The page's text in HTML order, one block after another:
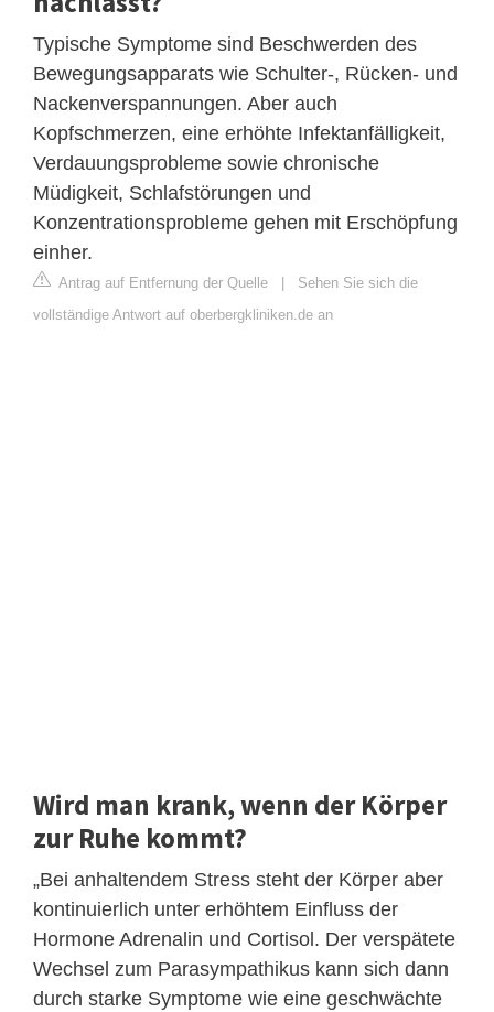
Typische Symptome sind Beschwerden des
Bewegungsapparats wie Schulter-, Rücken- und
Nackenverspannungen. Aber auch
Kopfschmerzen, eine erhöhte Infektanfälligkeit,
Verdauungsprobleme sowie chronische
Müdigkeit, Schlafstörungen und
Konzentrationsprobleme gehen mit Erschöpfung
einher.
Antrag auf Entfernung der Quelle
Sehen Sie sich die
vollständige Antwort auf oberbergkliniken.de an
Wird man krank, wenn der Körper
zur Ruhe kommt?
„Bei anhaltendem Stress steht der Körper aber
kontinuierlich unter erhöhtem Einfluss der
Hormone Adrenalin und Cortisol. Der verspätete
Wechsel zum Parasympathikus kann sich dann
durch starke Symptome wie eine geschwächte